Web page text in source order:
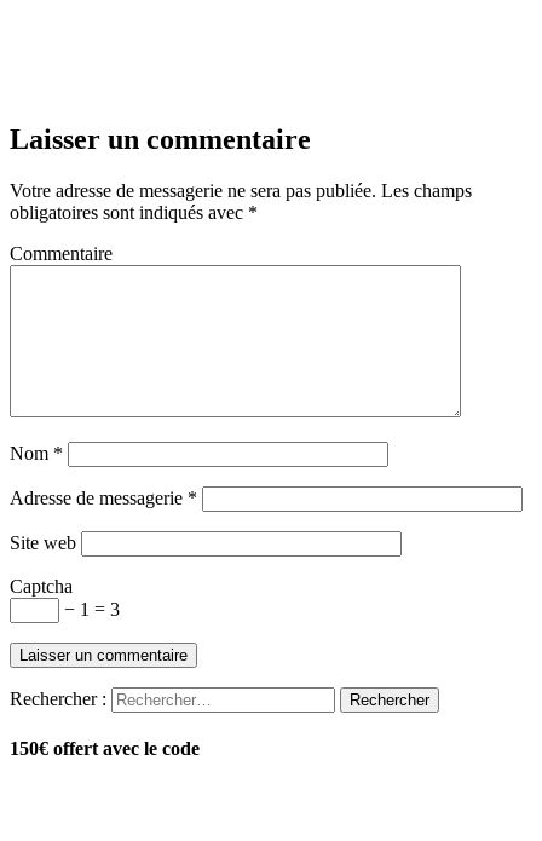
Laisser un commentaire
Votre adresse de messagerie ne sera pas publiée. Les champs
obligatoires sont indiqués avec *
Commentaire
Nom *
Adresse de messagerie *
Site web
Captcha
− 1 = 3
Rechercher :
150€ offert avec le code